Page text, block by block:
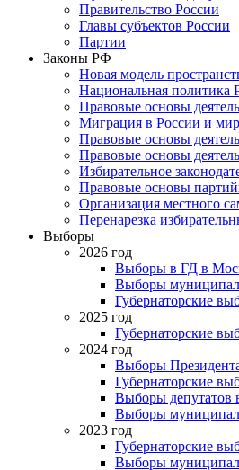
Правительство России
Главы субъектов России
Партии
Законы РФ
Новая модель
Национальная политика
Правовые основы
Миграция в России и
Правовые основы
Правовые основы
Избирательное
Правовые основы
Организация местного
Перенарезка
Выборы
2026 год
Выборы в ГД в
Выборы
Губернаторские
2025 год
Губернаторские
2024 год
Выборы
Губернаторские
Выборы депутатов
Выборы
2023 год
Губернаторские
Выборы